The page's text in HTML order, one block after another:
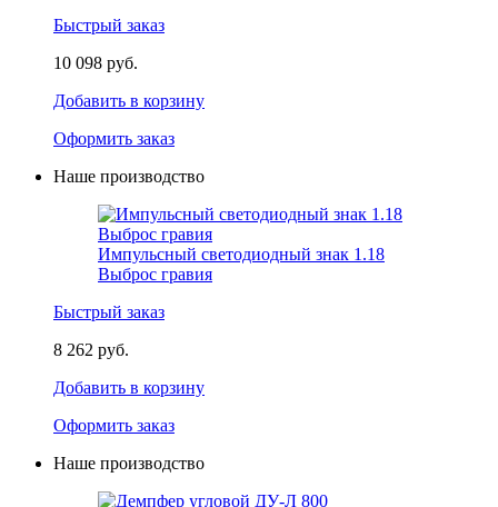
Быстрый заказ
10 098 руб.
Добавить в корзину
Оформить заказ
Наше производство
Импульсный светодиодный знак 1.18
Выброс гравия
Быстрый заказ
8 262 руб.
Добавить в корзину
Оформить заказ
Наше производство